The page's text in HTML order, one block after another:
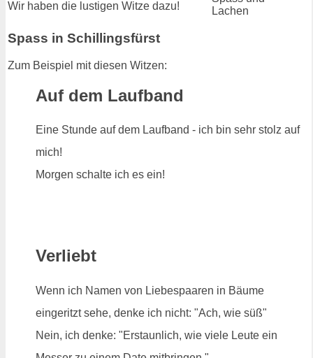
Wir haben die lustigen Witze dazu!
Spass in Schillingsfürst
Zum Beispiel mit diesen Witzen:
Auf dem Laufband
Eine Stunde auf dem Laufband - ich bin sehr stolz auf
mich!
Morgen schalte ich es ein!
Verliebt
Wenn ich Namen von Liebespaaren in Bäume
eingeritzt sehe, denke ich nicht: "Ach, wie süß"
Nein, ich denke: "Erstaunlich, wie viele Leute ein